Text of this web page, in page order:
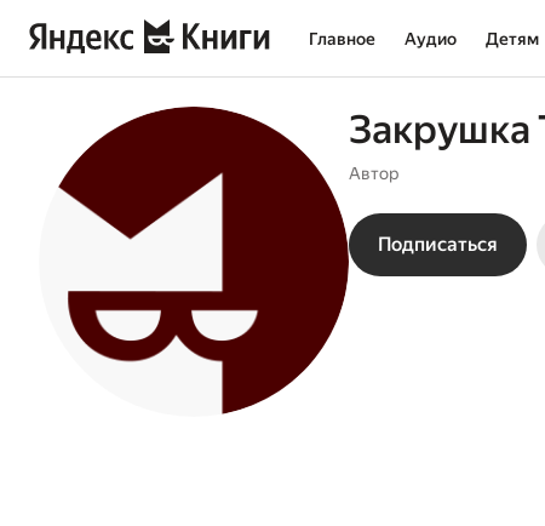
Главное Аудио Детям
Закрушка
Автор
Подписаться